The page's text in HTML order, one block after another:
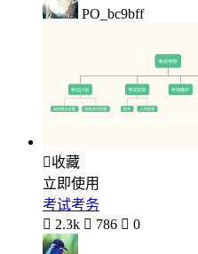
PO_bc9bff
收藏
立即使用
考试考务
 2.3k  786  0